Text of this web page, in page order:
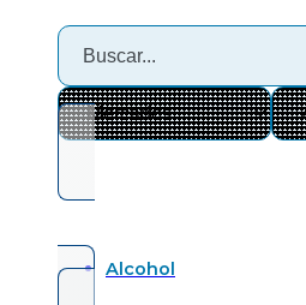
Alcohol